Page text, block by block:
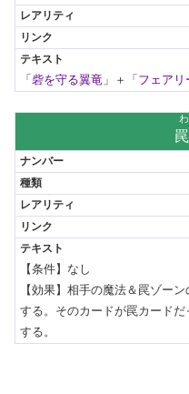
「 砦を守る翼竜 」＋「 フェアリ
【条件】なし
【効果】相手の魔法＆罠ゾー
する。そのカードが罠カード
する。